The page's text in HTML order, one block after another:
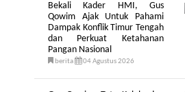
Bekali Kader HMI, Gus
Qowim Ajak Untuk Pahami
Dampak Konflik Timur Tengah
dan Perkuat Ketahanan
Pangan Nasional
berita 04 Agustus 2026